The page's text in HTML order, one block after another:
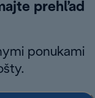
prehľad
ponukami